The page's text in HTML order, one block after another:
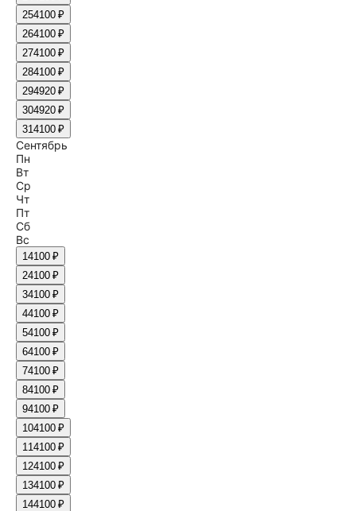
254100 ₽
264100 ₽
274100 ₽
284100 ₽
294920 ₽
304920 ₽
314100 ₽
Сентябрь
Пн
Вт
Ср
Чт
Пт
Сб
Вс
14100 ₽
24100 ₽
34100 ₽
44100 ₽
54100 ₽
64100 ₽
74100 ₽
84100 ₽
94100 ₽
104100 ₽
114100 ₽
124100 ₽
134100 ₽
144100 ₽